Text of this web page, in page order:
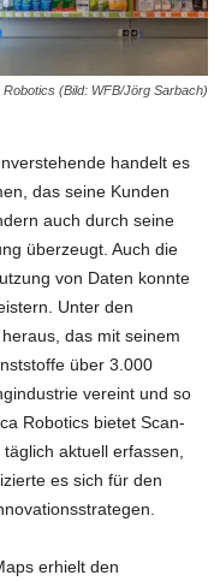
(Bild: WFB/Jörg Sarbach)
handelt es
das seine Kunden
auch durch seine
überzeugt. Auch die
von Daten konnte
Unter den
das mit seinem
über 3.000
vereint und so
Robotics bietet Scan-
aktuell erfassen,
es sich für den
erhielt den